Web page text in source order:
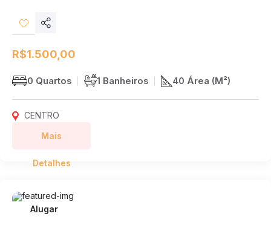
DesejosCompartilhar
R$1.500,00
0 Quartos 1 Banheiros 40 Área (M²)
CENTRO
Mais
Detalhes
Alugar